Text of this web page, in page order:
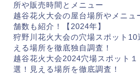
所や販売時間とメニュー
越谷花火大会の屋台場所やメニュ
舗数も紹介！【2024年】
狩野川花火大会の穴場スポット10
える場所を徹底独自調査！
越谷花火大会2024穴場スポット１
選！見える場所を徹底調査！